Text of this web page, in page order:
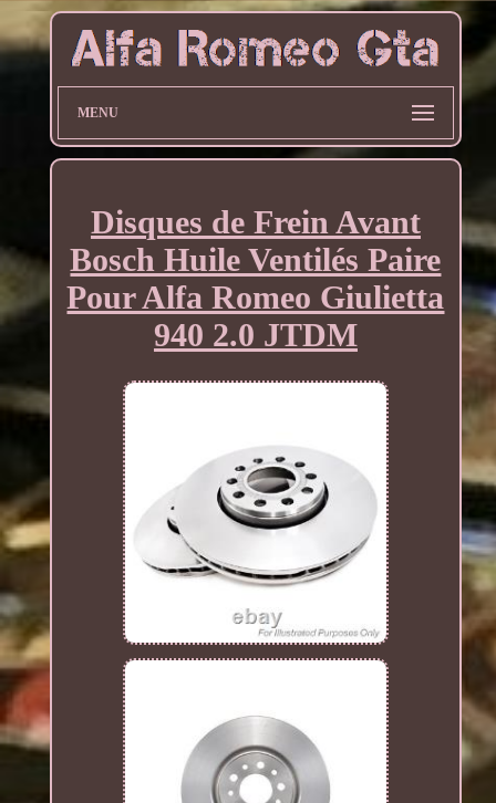
MENU
Disques de Frein Avant
Bosch Huile Ventilés Paire
Pour Alfa Romeo Giulietta
940 2.0 JTDM